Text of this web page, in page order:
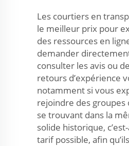
Les courtiers en
le meilleur prix pour
des ressources en
demander
consulter les avis ou
retours d’expérience
notamment si vous
rejoindre des groupes
se trouvant dans la
solide historique,
tarif possible, afin